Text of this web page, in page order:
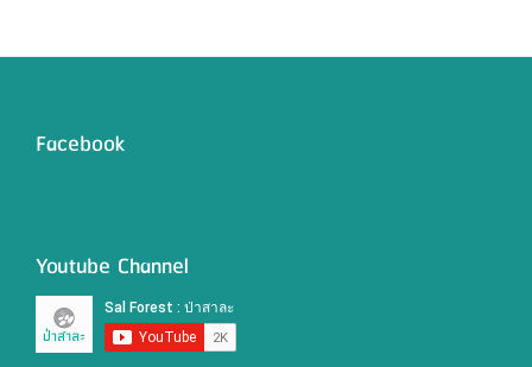
Facebook
Youtube Channel